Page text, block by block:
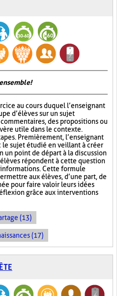
au cours duquel l’enseignant
d’élèves sur un sujet
des propositions ou
utile dans le contexte.
Premièrement, l’enseignant
le sujet étudié en veillant à créer
un point de départ à la discussion
répondent à cette question
Cette formule
aux élèves, d’une part, de
pour faire valoir leurs idées
grâce aux interventions
(13)
(17)